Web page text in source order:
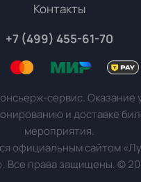
Контакты
+7 (499) 455-61-70
сервис. Оказание
и доставке
мероприятия.
официальным сайтом
Все права защищены.©